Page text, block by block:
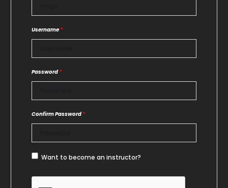
Username *
Password *
Confirm Password *
Want to become an instructor?